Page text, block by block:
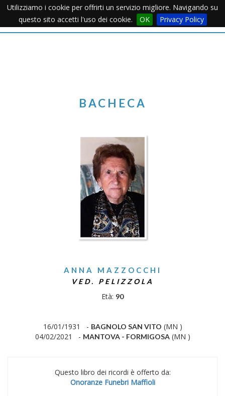
Utilizziamo i cookie per offrirti un servizio migliore. Navigando su
questo sito accetti l'uso dei cookie.
OK Privacy PolicyMenu
BACHECA
ANNA MAZZOCCHI
VED. PELIZZOLA
Età: 90
16/01/1931 - BAGNOLO SAN VITO (MN )
04/02/2021 - MANTOVA - FORMIGOSA(MN )
Questo libro dei ricordi è offerto da:
Onoranze Funebri Maffioli